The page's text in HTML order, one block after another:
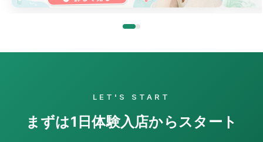
LET'S START
まずは1日体験入店からスタート